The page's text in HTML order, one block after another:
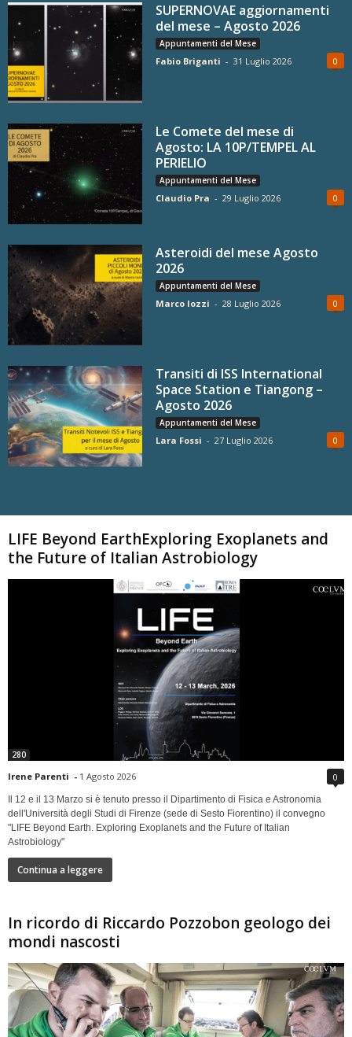
SUPERNOVAE aggiornamenti
del mese – Agosto 2026
Appuntamenti del Mese
Fabio Briganti - 31 Luglio 2026 0
Le Comete del mese di
Agosto: LA 10P/TEMPEL AL
PERIELIO
Appuntamenti del Mese
Claudio Pra - 29 Luglio 2026 0
Asteroidi del mese Agosto
2026
Appuntamenti del Mese
Marco Iozzi - 28 Luglio 2026 0
Transiti di ISS International
Space Station e Tiangong –
Agosto 2026
Appuntamenti del Mese
Lara Fossi - 27 Luglio 2026 0
LIFE Beyond EarthExploring Exoplanets and
the Future of Italian Astrobiology
280
Irene Parenti - 1 Agosto 2026 0
Il 12 e il 13 Marzo si è tenuto presso il Dipartimento di Fisica e Astronomia
dell'Università degli Studi di Firenze (sede di Sesto Fiorentino) il convegno
"LIFE Beyond Earth. Exploring Exoplanets and the Future of Italian
Astrobiology"
Continua a leggere
In ricordo di Riccardo Pozzobon geologo dei
mondi nascosti